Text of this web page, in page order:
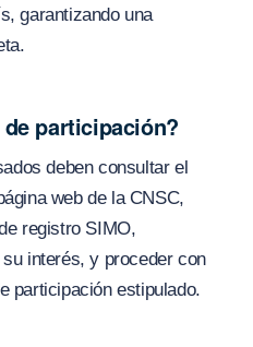
garantizando una
participación?
deben consultar el
web de la CNSC,
registro SIMO,
interés, y proceder con
participación estipulado.